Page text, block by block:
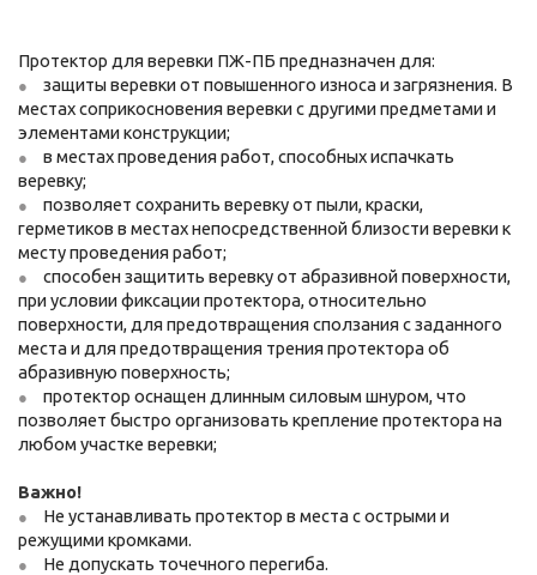
Протектор для веревки ПЖ-ПБ предназначен для:
защиты веревки от повышенного износа и загрязнения. В
местах соприкосновения веревки с другими предметами и
элементами конструкции;
в местах проведения работ, способных испачкать
веревку;
позволяет сохранить веревку от пыли, краски,
герметиков в местах непосредственной близости веревки к
месту проведения работ;
способен защитить веревку от абразивной поверхности,
при условии фиксации протектора, относительно
поверхности, для предотвращения сползания с заданного
места и для предотвращения трения протектора об
абразивную поверхность;
протектор оснащен длинным силовым шнуром, что
позволяет быстро организовать крепление протектора на
любом участке веревки;
Важно!
Не устанавливать протектор в места с острыми и
режущими кромками.
Не допускать точечного перегиба.